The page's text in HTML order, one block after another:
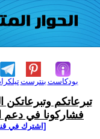
بنترست بودكاست
تبرعاتكم وتبرعاتكن
فشاركونا في دعم
[اشترك في